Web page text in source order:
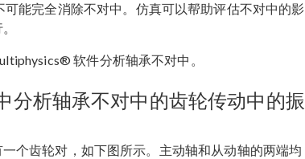
能完全消除不对中。仿真可以帮助评估不对中的影
软件分析轴承不对中。
分析轴承不对中的齿轮传动中的振
个齿轮对，如下图所示。主动轴和从动轴的两端均